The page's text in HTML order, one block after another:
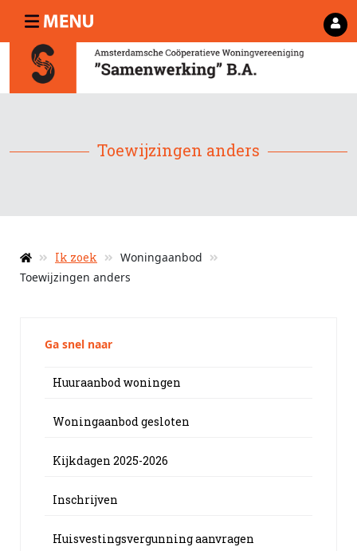
Toewijzingen anders
Ik zoek
Woningaanbod
Toewijzingen anders
Ga snel naar
Huuraanbod woningen
Woningaanbod gesloten
Kijkdagen 2025-2026
Inschrijven
Huisvestingsvergunning aanvragen